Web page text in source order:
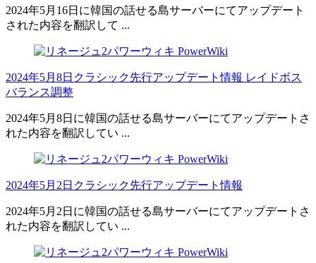
2024年5月16日に韓国の話せる島サーバーにてアップデート
された内容を翻訳して ...
2024年5月8日クラシック先行アップデート情報 レイドボス
バランス調整
2024年5月8日に韓国の話せる島サーバーにてアップデートさ
れた内容を翻訳してい ...
2024年5月2日クラシック先行アップデート情報
2024年5月2日に韓国の話せる島サーバーにてアップデートさ
れた内容を翻訳してい ...